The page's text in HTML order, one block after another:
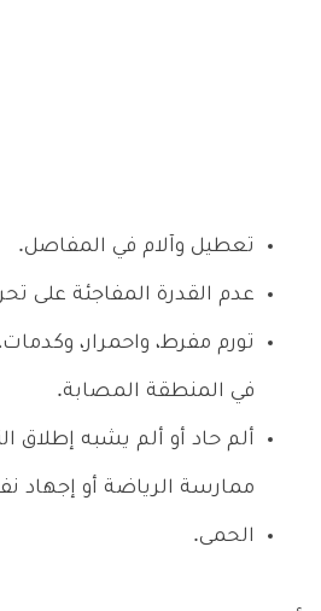
تعطيل وآلام في المفاصل.
عدم القدرة المفاجئة على
تورم مفرط، واحمرار،
في المنطقة المصابة.
ألم حاد أو ألم يشبه إطلاق
ممارسة الرياضة أو إجهاد
الحمى.